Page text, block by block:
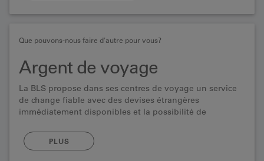
Que pouvons-nous faire d'autre pour vous?
Argent de voyage
La BLS propose dans ses centres de voyage un service
de change fiable avec des devises étrangères
immédiatement disponibles et la possibilité de
PLUS